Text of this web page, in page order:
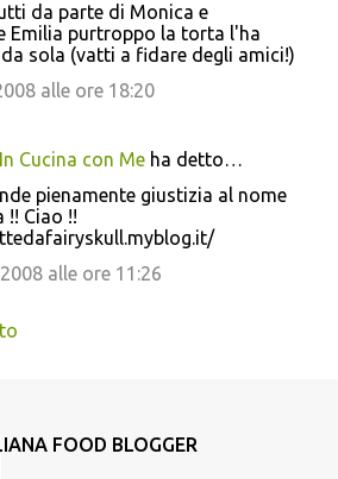
da parte di Monica e
Emilia purtroppo la torta l'ha
sola (vatti a fidare degli amici!)
alle ore 18:20
Cucina con Me ha detto…
pienamente giustizia al nome
!! Ciao !!
alle ore 11:26
FOOD BLOGGER